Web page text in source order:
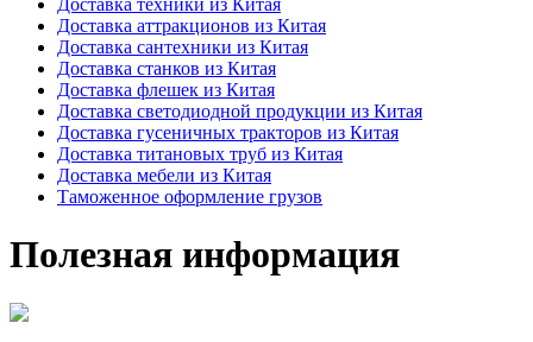
Доставка техники из Китая
Доставка аттракционов из Китая
Доставка сантехники из Китая
Доставка станков из Китая
Доставка флешек из Китая
Доставка светодиодной продукции из Китая
Доставка гусеничных тракторов из Китая
Доставка титановых труб из Китая
Доставка мебели из Китая
Таможенное оформление грузов
Полезная информация